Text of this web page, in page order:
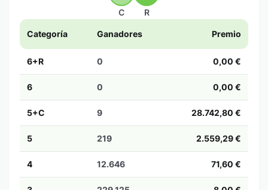
C R
Categoría Ganadores Premio
6+R 0 0,00 €
6 0 0,00 €
5+C 9 28.742,80 €
5 219 2.559,29 €
4 12.646 71,60 €